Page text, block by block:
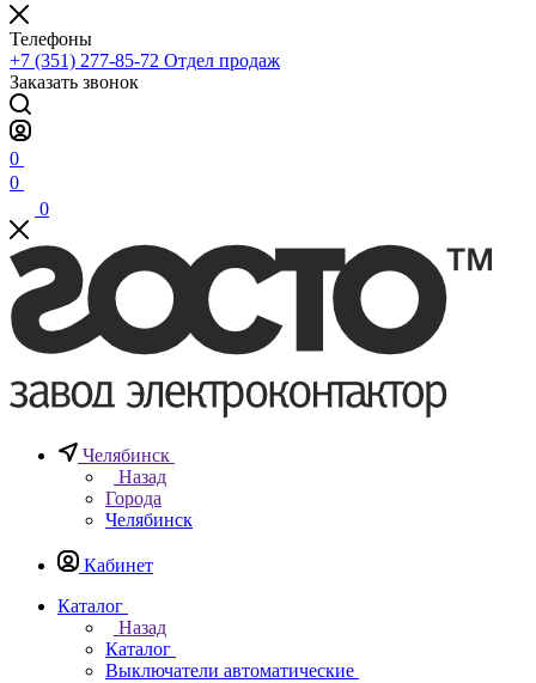
Телефоны
+7 (351) 277-85-72 Отдел продаж
Заказать звонок
0
0
0
Челябинск
Назад
Города
Челябинск
Кабинет
Каталог
Назад
Каталог
Выключатели автоматические